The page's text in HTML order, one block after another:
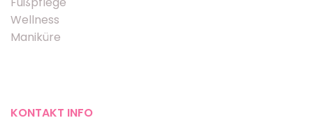
Wellness
Maniküre
KONTAKT INFO